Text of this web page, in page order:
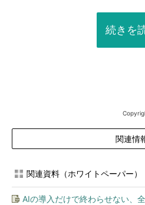
続きを
関連情
関連資料（ホワイトペーパー）
AIの導入だけで終わらせない、